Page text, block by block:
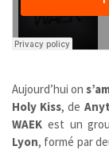
Aujourd’hui on
Holy Kiss, de
WAEK est un
Lyon, formé par